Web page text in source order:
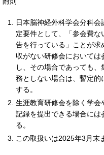
日本脳神経外科学会分科
定要件として、「参会費
告を行っている」ことが
収がない研修会において
し、その場合であっても
務としない場合は、暫定的
する。
生涯教育研修会を除く学会
記録を提出できる場合には
る。
この取扱いは2025年3月末